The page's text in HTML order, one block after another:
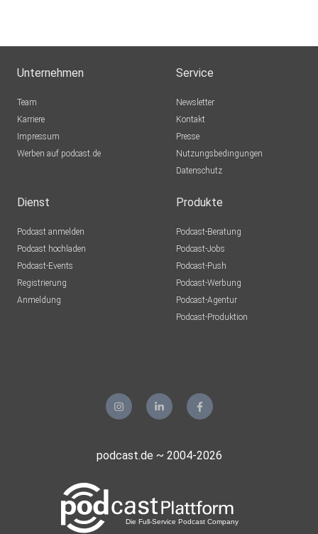
Unternehmen
Team
Karriere
Impressum
Werben auf podcast.de
Service
Newsletter
Kontakt
Presse
Nutzungsbedingungen
Datenschutz
Dienst
Podcast anmelden
Podcast hochladen
Podcast-Events
Registrierung
Anmeldung
Produkte
Podcast-Beratung
Podcast-Jobs
Podcast-Push
Podcast-Werbung
Podcast-Agentur
Podcast-Produktion
podcast.de ~ 2004-2026